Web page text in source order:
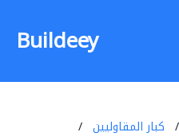
Buildeey
كبار المقاوليين